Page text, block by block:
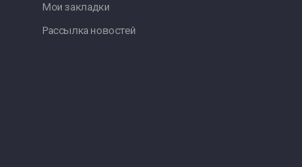
Мои закладки
Рассылка новостей